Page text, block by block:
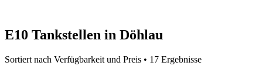
E10 Tankstellen in Döhlau
Sortiert nach Verfügbarkeit und Preis • 17 Ergebnisse